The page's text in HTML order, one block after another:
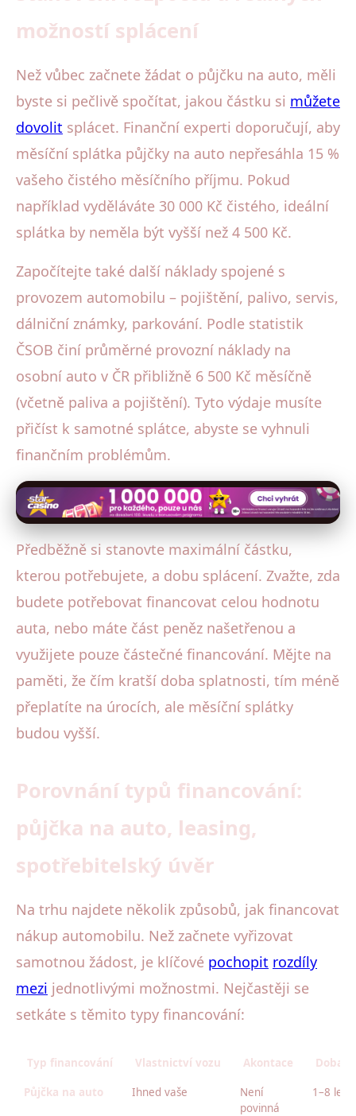
možností splácení
Než vůbec začnete žádat o půjčku na auto, měli
byste si pečlivě spočítat, jakou částku si můžete
dovolit splácet. Finanční experti doporučují, aby
měsíční splátka půjčky na auto nepřesáhla 15 %
vašeho čistého měsíčního příjmu. Pokud
například vyděláváte 30 000 Kč čistého, ideální
splátka by neměla být vyšší než 4 500 Kč.
Započítejte také další náklady spojené s
provozem automobilu – pojištění, palivo, servis,
dálniční známky, parkování. Podle statistik
ČSOB činí průměrné provozní náklady na
osobní auto v ČR přibližně 6 500 Kč měsíčně
(včetně paliva a pojištění). Tyto výdaje musíte
přičíst k samotné splátce, abyste se vyhnuli
finančním problémům.
Předběžně si stanovte maximální částku,
kterou potřebujete, a dobu splácení. Zvažte, zda
budete potřebovat financovat celou hodnotu
auta, nebo máte část peněz našetřenou a
využijete pouze částečné financování. Mějte na
paměti, že čím kratší doba splatnosti, tím méně
přeplatíte na úrocích, ale měsíční splátky
budou vyšší.
Porovnání typů financování:
půjčka na auto, leasing,
spotřebitelský úvěr
Na trhu najdete několik způsobů, jak financovat
nákup automobilu. Než začnete vyřizovat
samotnou žádost, je klíčové pochopit rozdíly
mezi jednotlivými možnostmi. Nejčastěji se
setkáte s těmito typy financování:
Typ financování Vlastnictví vozu Akontace Doba
Půjčka na auto Ihned vaše
Není
povinná
1–8 let